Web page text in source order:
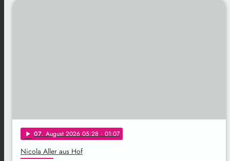
play_arrow 07. August 2026 05:28 · 01:07
Nicola Aller aus Hof